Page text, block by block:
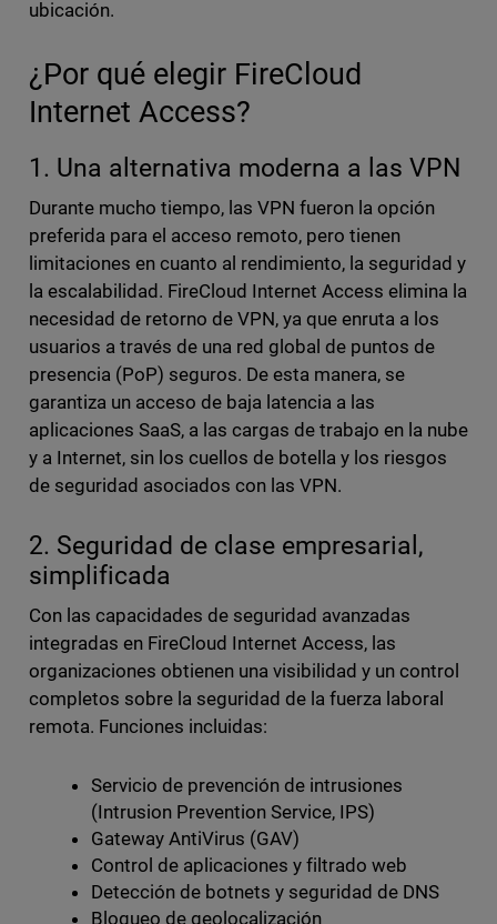
ubicación.
¿Por qué elegir FireCloud
Internet Access?
1. Una alternativa moderna a las VPN
Durante mucho tiempo, las VPN fueron la opción
preferida para el acceso remoto, pero tienen
limitaciones en cuanto al rendimiento, la seguridad y
la escalabilidad. FireCloud Internet Access elimina la
necesidad de retorno de VPN, ya que enruta a los
usuarios a través de una red global de puntos de
presencia (PoP) seguros. De esta manera, se
garantiza un acceso de baja latencia a las
aplicaciones SaaS, a las cargas de trabajo en la nube
y a Internet, sin los cuellos de botella y los riesgos
de seguridad asociados con las VPN.
2. Seguridad de clase empresarial,
simplificada
Con las capacidades de seguridad avanzadas
integradas en FireCloud Internet Access, las
organizaciones obtienen una visibilidad y un control
completos sobre la seguridad de la fuerza laboral
remota. Funciones incluidas:
Servicio de prevención de intrusiones
(Intrusion Prevention Service, IPS)
Gateway AntiVirus (GAV)
Control de aplicaciones y filtrado web
Detección de botnets y seguridad de DNS
Bloqueo de geolocalización